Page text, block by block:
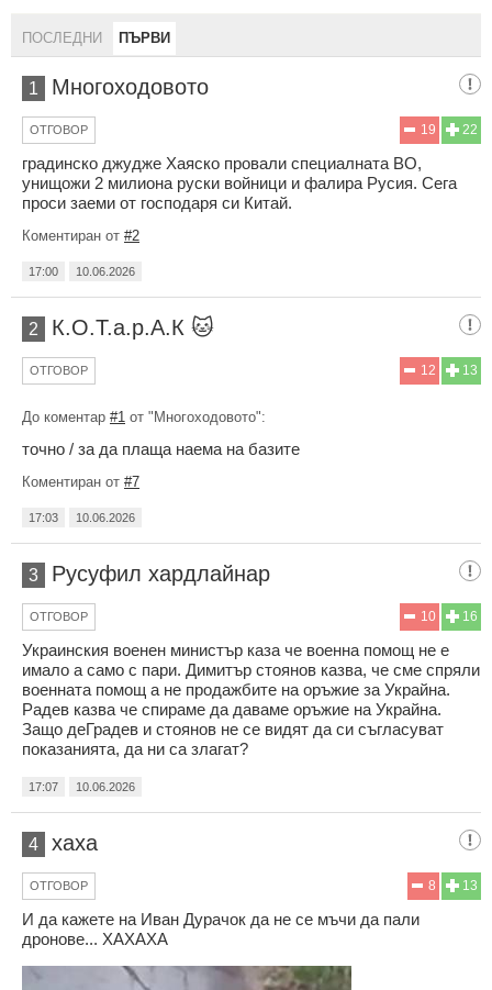
ПОСЛЕДНИ ПЪРВИ
1 Многоходовото
22
19
ОТГОВОР
градинско джудже Хаяско провали специалната ВО,
унищожи 2 милиона руски войници и фалира Русия. Сега
проси заеми от господаря си Китай.
Коментиран от #2
17:00 10.06.2026
2 К.О.Т.а.р.А.К 🐱
13
12
ОТГОВОР
До коментар #1 от "Многоходовото":
точно / за да плаща наема на базите
Коментиран от #7
17:03 10.06.2026
3 Русуфил хардлайнaр
16
10
ОТГОВОР
Украинския военен министър каза че военна помощ не е
имало а само с пари. Димитър стоянов казва, че сме спряли
военната помощ а не продажбите на оръжие за Украйна.
Радев казва че спираме да даваме оръжие на Украйна.
Защо деГрадев и стоянов не се видят да си съгласуват
показанията, да ни са злагат?
17:07 10.06.2026
4 хаха
13
8
ОТГОВОР
И да кажете на Иван Дурачок да не се мъчи да пали
дронове... ХАХАХА